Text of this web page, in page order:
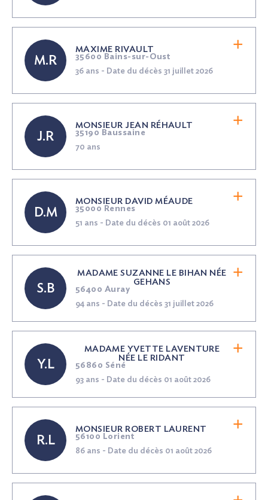
M.R
MAXIME RIVAULT
35600 Bains-sur-Oust
36 ans - Date du décès 31 juillet 2026
J.R
MONSIEUR JEAN RÉHAULT
35190 Baussaine
70 ans
D.M
MONSIEUR DAVID MÉAUDE
35000 Rennes
51 ans - Date du décès 01 août 2026
S.B
MADAME SUZANNE LE BIHAN NÉE
GEHANS
56400 Auray
94 ans - Date du décès 31 juillet 2026
Y.L
MADAME YVETTE LAVENTURE
NÉE LE RIDANT
56860 Séné
93 ans - Date du décès 01 août 2026
R.L
MONSIEUR ROBERT LAURENT
56100 Lorient
86 ans - Date du décès 01 août 2026